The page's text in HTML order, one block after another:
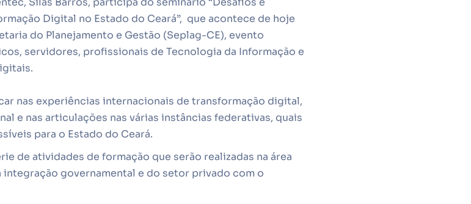
Digital no Estado do Ceará”, que acontece de hoje
do Planejamento e Gestão (Seplag-CE), evento
servidores, profissionais de Tecnologia da Informação e
nas experiências internacionais de transformação digital,
e nas articulações nas várias instâncias federativas, quais
para o Estado do Ceará.
de atividades de formação que serão realizadas na área
governamental e do setor privado com o